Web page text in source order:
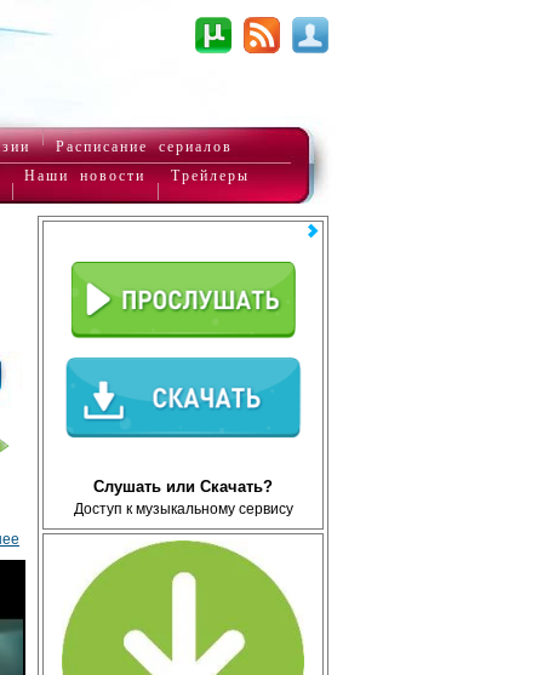
Расписание сериалов
Наши новости
Трейлеры
Слушать или Скачать?
Доступ к музыкальному сервису